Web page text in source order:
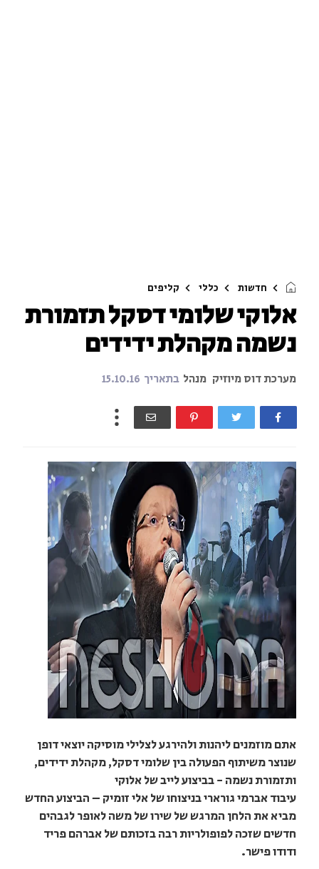
חדשות כללי קליפים
אלוקי שלומי דסקל תזמורת
נשמה מקהלת ידידים
מערכת דוס מיוזיק מנהל בתאריך 15.10.16
אתם מוזמנים ליהנות ולהירגע לצלילי מוסיקה יוצאי דופן
שנוצר משיתוף הפעולה בין שלומי דסקל, מקהלת ידידים,
ותזמורת נשמה - בביצוע לייב של אלוקי
עיבוד אברמי גורארי בניצוחו של אלי זומיק – הביצוע החדש
מביא את הלחן המרגש של שירו של משה לאופר לגבהים
חדשים שזכה לפופולריות רבה בזכותם של אברהם פריד
ודודו פישר.